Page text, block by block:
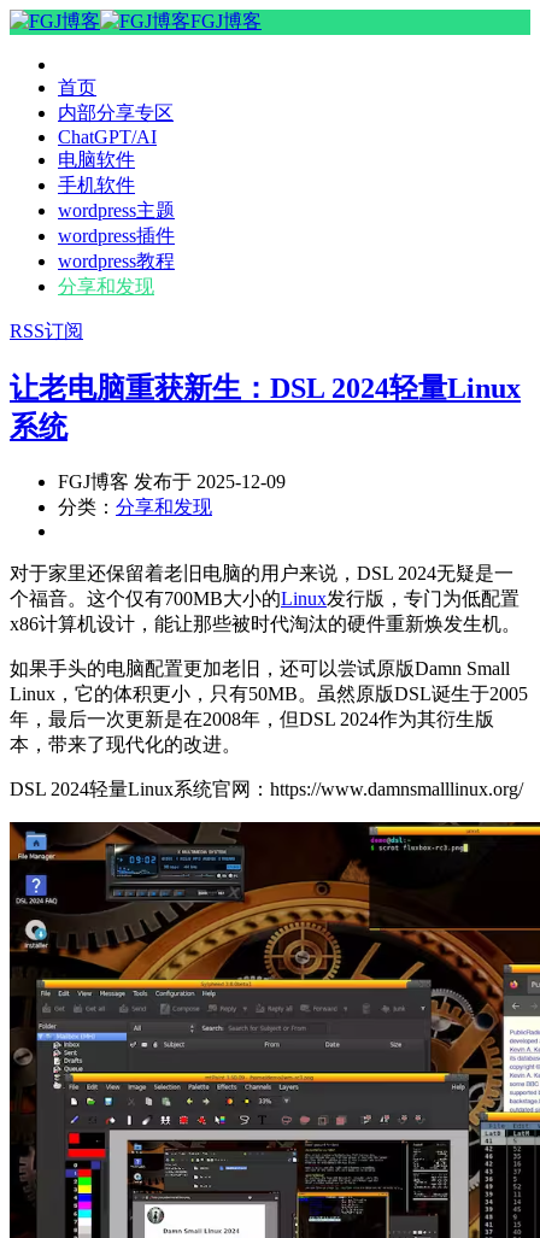
FGJ博客
首页
内部分享专区
ChatGPT/AI
电脑软件
手机软件
wordpress主题
wordpress插件
wordpress教程
分享和发现
RSS订阅
让老电脑重获新生：DSL 2024轻量Linux
系统
FGJ博客 发布于 2025-12-09
分类： 分享和发现
对于家里还保留着老旧电脑的用户来说，DSL 2024无疑是一
个福音。这个仅有700MB大小的Linux发行版，专门为低配置
x86计算机设计，能让那些被时代淘汰的硬件重新焕发生机。
如果手头的电脑配置更加老旧，还可以尝试原版Damn Small
Linux，它的体积更小，只有50MB。虽然原版DSL诞生于2005
年，最后一次更新是在2008年，但DSL 2024作为其衍生版
本，带来了现代化的改进。
DSL 2024轻量Linux系统官网：https://www.damnsmalllinux.org/